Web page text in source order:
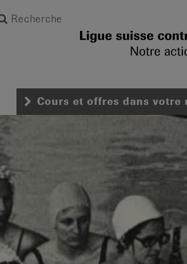
Recherche
Cours et offres dans votre